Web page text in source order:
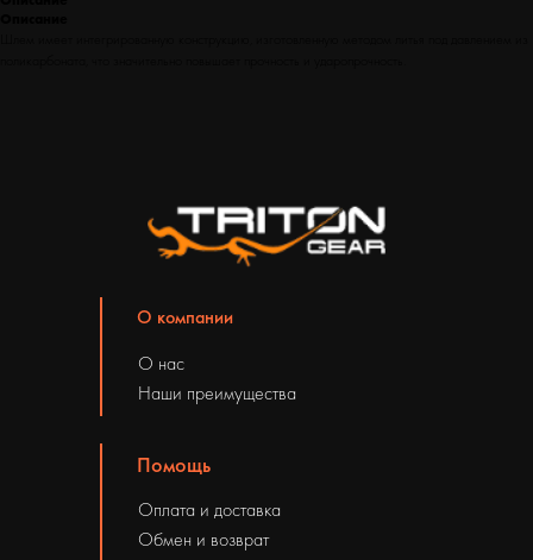
О компании
О нас
Наши преимущества
Помощь
Оплата и доставка
Обмен и возврат